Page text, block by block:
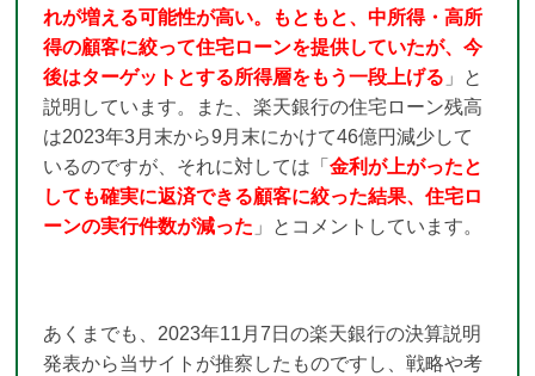
れが増える可能性が高い。もともと、中所得・高所
得の顧客に絞って住宅ローンを提供していたが、今
後はターゲットとする所得層をもう一段上げる 」と
説明しています。また、楽天銀行の住宅ローン残高
は2023年3月末から9月末にかけて46億円減少して
いるのですが、それに対しては「金利が上がったと
しても確実に返済できる顧客に絞った結果、住宅ロ
ーンの実行件数が減った 」とコメントしています。
あくまでも、2023年11月7日の楽天銀行の決算説明
発表から当サイトが推察したものですし、戦略や考